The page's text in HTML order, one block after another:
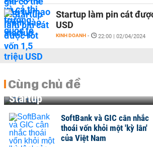
Startup làm pin cát
USD
KINH DOANH - 22:00 | 02/04/2024
Cùng chủ đề
Startup
SoftBank và GIC cân nhắc
thoái vốn khỏi một 'kỳ lân'
của Việt Nam